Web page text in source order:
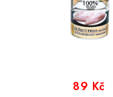
89 Kč